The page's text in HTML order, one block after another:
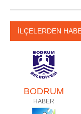
İLÇELERDEN
BODRUM
HABER